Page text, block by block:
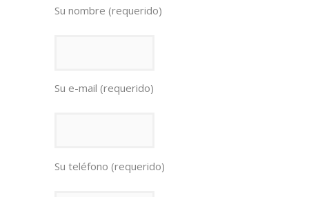
Su nombre (requerido)
Su e-mail (requerido)
Su teléfono (requerido)